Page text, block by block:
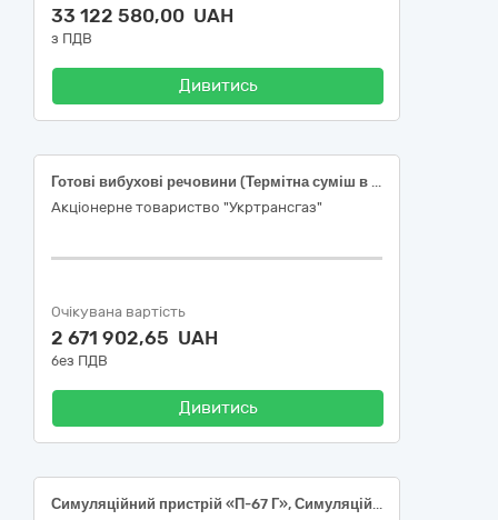
33 122 580,00 UAH
з ПДВ
Дивитись
Готові вибухові речовини (Термітна суміш в комплекті з елементами запалювання)
Акціонерне товариство "Укртрансгаз"
Очікувана вартість
2 671 902,65 UAH
без ПДВ
Дивитись
Симуляційний пристрій «П-67 Г», Симуляційний пристрій «П-67 Учбова»